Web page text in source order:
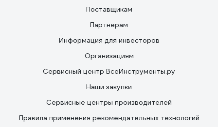
Поставщикам
Партнерам
Информация для инвесторов
Организациям
Сервисный центр ВсеИнструменты.ру
Наши закупки
Сервисные центры производителей
Правила применения рекомендательных технологий